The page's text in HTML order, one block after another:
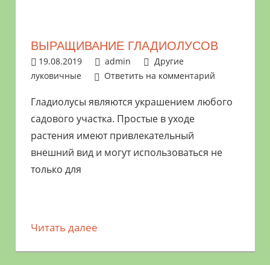
ВЫРАЩИВАНИЕ ГЛАДИОЛУСОВ
19.08.2019 admin
Другие
луковичные
Ответить на комментарий
Гладиолусы являются украшением любого
садового участка. Простые в уходе
растения имеют привлекательный
внешний вид и могут использоваться не
только для
Читать далее